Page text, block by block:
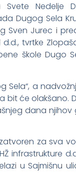
Nedelje
Dugog Sela
Sven Jurec i
tvrtke
škole Dugo
Sela“, a
bit će olakšano.
dana njihov
za sva
infrastrukture
u Sajmišnu